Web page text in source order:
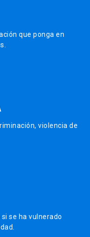
que ponga en
violencia de
se ha vulnerado